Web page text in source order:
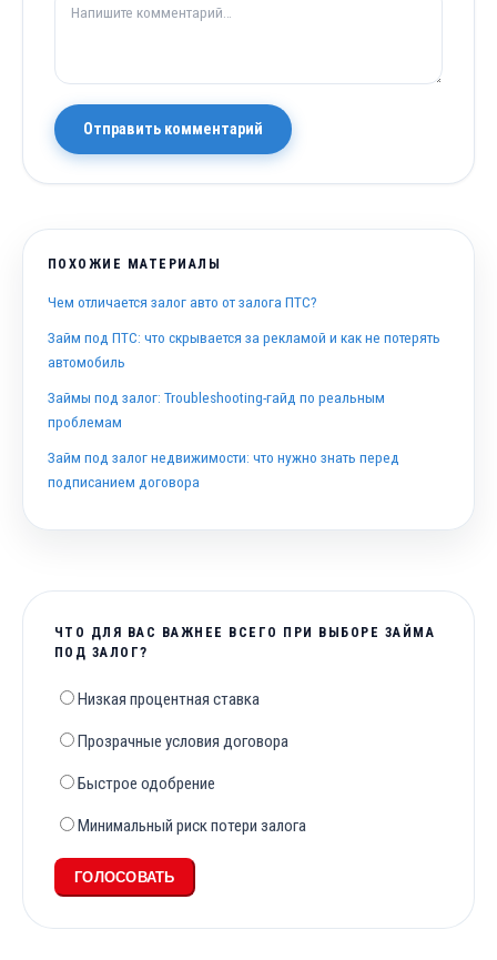
Отправить комментарий
ПОХОЖИЕ МАТЕРИАЛЫ
Чем отличается залог авто от залога ПТС?
Займ под ПТС: что скрывается за рекламой и как не потерять
автомобиль
Займы под залог: Troubleshooting-гайд по реальным
проблемам
Займ под залог недвижимости: что нужно знать перед
подписанием договора
ЧТО ДЛЯ ВАС ВАЖНЕЕ ВСЕГО ПРИ ВЫБОРЕ ЗАЙМА
ПОД ЗАЛОГ?
Низкая процентная ставка
Прозрачные условия договора
Быстрое одобрение
Минимальный риск потери залога
ГОЛОСОВАТЬ